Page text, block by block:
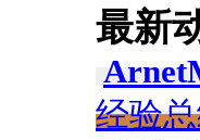
最新
经验